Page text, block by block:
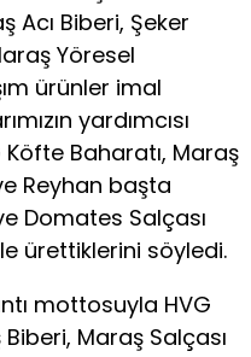
Acı Biberi, Şeker
Yöresel
ürünler imal
yardımcısı
Köfte Baharatı, Maraş
Reyhan başta
Domates Salçası
ürettiklerini söyledi.
mottosuyla HVG
Maraş Salçası